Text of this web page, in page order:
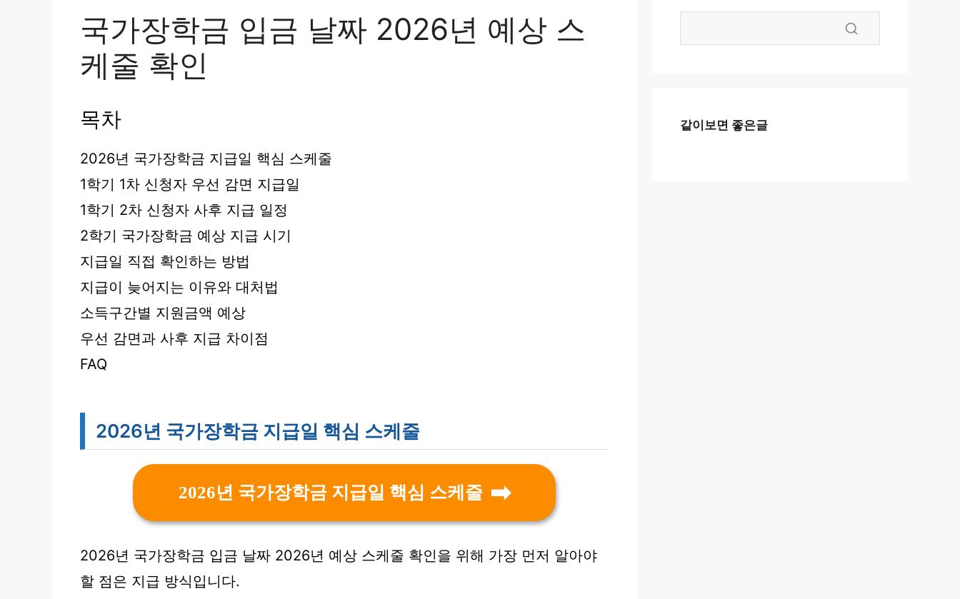
국가장학금 입금 날짜 2026년 예상 스
케줄 확인
목차
2026년 국가장학금 지급일 핵심 스케줄
1학기 1차 신청자 우선 감면 지급일
1학기 2차 신청자 사후 지급 일정
2학기 국가장학금 예상 지급 시기
지급일 직접 확인하는 방법
지급이 늦어지는 이유와 대처법
소득구간별 지원금액 예상
우선 감면과 사후 지급 차이점
FAQ
2026년 국가장학금 지급일 핵심 스케줄
2026년 국가장학금 지급일 핵심 스케줄
2026년 국가장학금 입금 날짜 2026년 예상 스케줄 확인을 위해 가장 먼저 알아야
할 점은 지급 방식입니다.
같이보면 좋은글